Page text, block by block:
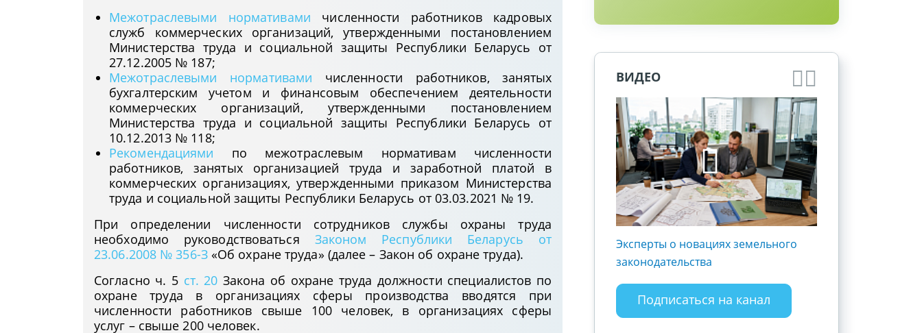
Межотраслевыми нормативами численности работников кадровых
служб коммерческих организаций, утвержденными постановлением
Министерства труда и социальной защиты Республики Беларусь от
27.12.2005 № 187;
Межотраслевыми нормативами численности работников, занятых
бухгалтерским учетом и финансовым обеспечением деятельности
коммерческих организаций, утвержденными постановлением
Министерства труда и социальной защиты Республики Беларусь от
10.12.2013 № 118;
Рекомендациями по межотраслевым нормативам численности
работников, занятых организацией труда и заработной платой в
коммерческих организациях, утвержденными приказом Министерства
труда и социальной защиты Республики Беларусь от 03.03.2021 № 19.
При определении численности сотрудников службы охраны труда
необходимо руководствоваться Законом Республики Беларусь от
23.06.2008 № 356-З«Об охране труда» (далее – Закон об охране труда).
Согласно ч. 5 ст. 20 Закона об охране труда должности специалистов по
охране труда в организациях сферы производства вводятся при
численности работников свыше 100 человек, в организациях сферы
услуг – свыше 200 человек.
ВИДЕО
Организация пересмотра судебных
постановлений в кассационном
порядке в Апелляционном
экономическом суде
Эксперты о новациях земельного
законодательства
Подписаться на канал